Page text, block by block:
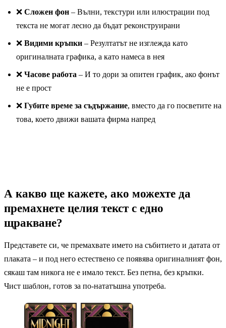
Преди
❌ Сложен фон – Вълни, текстури или илюстрации под
текста не могат лесно да бъдат реконструирани
❌ Видими кръпки – Резултатът не изглежда като
оригиналната графика, а като намеса в нея
❌ Часове работа – И то дори за опитен график, ако фонът
не е прост
❌ Губите време за съдържание, вместо да го посветите на
това, което движи вашата фирма напред
А какво ще кажете, ако можехте да
премахнете целия текст с едно
щракване?
Представете си, че премахвате името на събитието и датата от
плаката – и под него естествено се появява оригиналният фон,
сякаш там никога не е имало текст. Без петна, без кръпки.
Чист шаблон, готов за по-нататъшна употреба.